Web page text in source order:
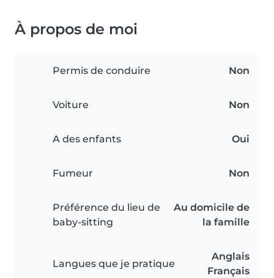
À propos de moi
Permis de conduire Non
Voiture Non
A des enfants Oui
Fumeur Non
Préférence du lieu de
baby-sitting
Au domicile de
la famille
Langues que je pratique
Anglais
Français